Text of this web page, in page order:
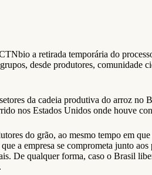
a retirada temporária do
desde produtores,
da cadeia produtiva do arroz
nos Estados Unidos onde houve
do grão, ao mesmo tempo em
a empresa se comprometa junto
De qualquer forma, caso o Brasil